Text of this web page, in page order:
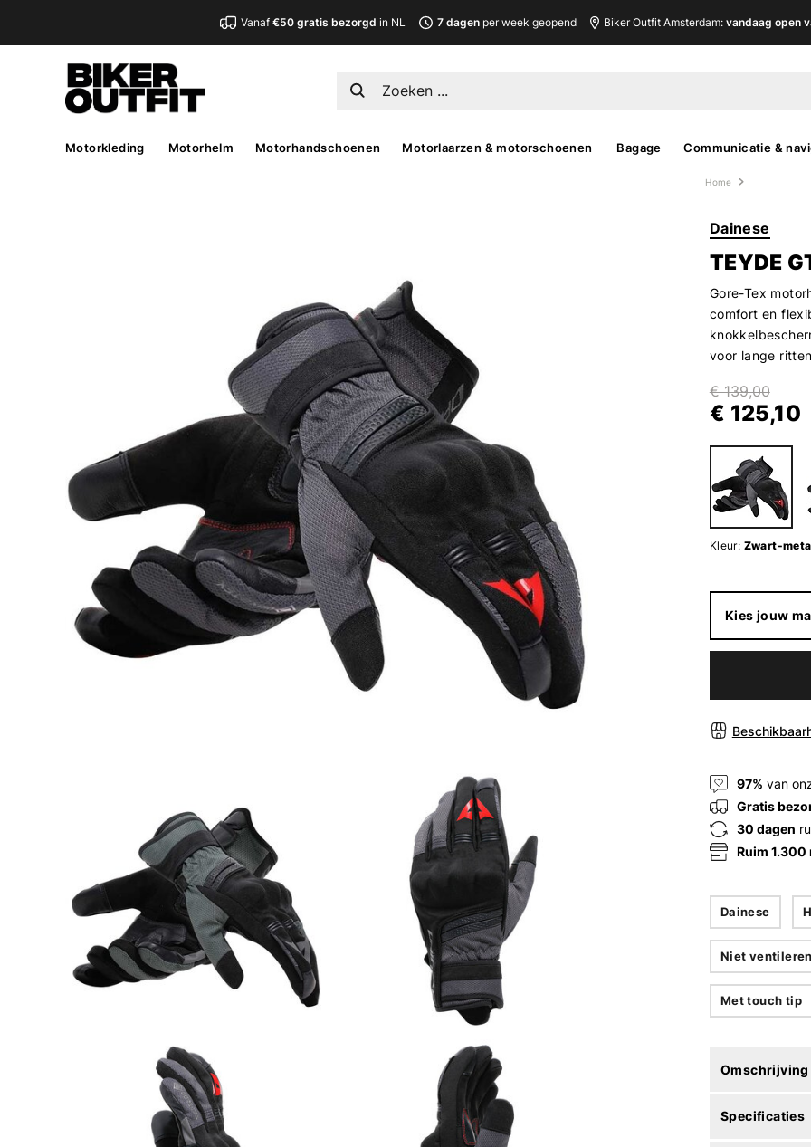
Vanaf€50 gratis bezorgd in NL 7 dagenper week geopend Biker Outfit Amsterdam: vandaag open
Motorkleding Motorhelm Motorhandschoenen Motorlaarzen & motorschoenen Bagage Communicatie &
Home
Dainese
TEYDE
Gore-Tex
comfort en
voor lange
€ 139,00
€ 125,10
Kleur: Zwart-
Kies jouw
97% van
Gratis
30 dagen
Ruim 1.300
Dainese
Niet
Met touch tip
Omschrijving
Specificaties